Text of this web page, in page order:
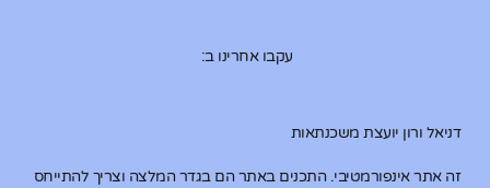
דניאל ורון יועצת משכנתאות
זה אתר אינפורמטיבי. התכנים באתר הם בגדר המלצה וצריך להתייחס
עקבו אחרינו ב: